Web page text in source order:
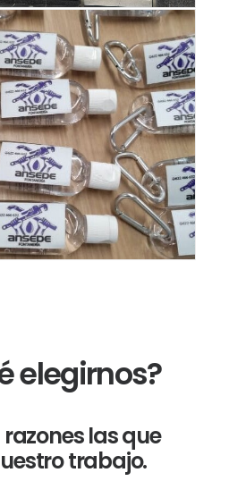
elegirnos?
las que
trabajo.